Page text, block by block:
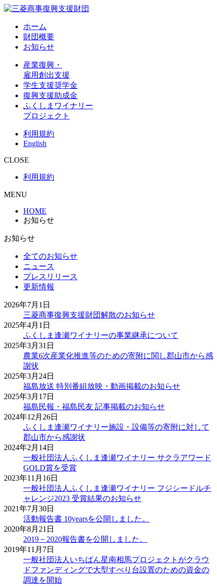
ホーム
財団概要
お知らせ
産業復興・
雇用創出支援
学生支援奨学金
復興支援助成金
ふくしまワイナリー
プロジェクト
利用規約
English
CLOSE
利用規約
MENU
HOME
お知らせ
お知らせ
全てのお知らせ
ニュース
プレスリリース
更新情報
2026年7月1日
三菱商事復興支援財団解散のお知らせ
2025年4月1日
ふくしま逢瀬ワイナリーの事業継承について
2025年3月31日
農業6次産業化推進等のための寄附に関し郡山市から感
謝状
2025年3月24日
福島放送 特別番組放映・動画掲載のお知らせ
2025年3月17日
福島民報・福島民友 記事掲載のお知らせ
2024年12月26日
ふくしま逢瀬ワイナリー施設・設備等の寄附に対して
郡山市から感謝状
2024年2月14日
一般社団法人ふくしま逢瀬ワイナリー サクラアワード
GOLD賞を受賞
2023年11月16日
一般社団法人ふくしま逢瀬ワイナリー フジシードルチ
ャレンジ2023 受賞結果のお知らせ
2021年7月30日
活動報告書 10yearsを公開しました。
2020年8月21日
2019－2020報告書を公開しました。
2019年11月7日
一般社団法人いちばん星南相馬プロジェクトがクラウ
ドファンディングで大型すべり台設置のための資金の
調達を開始